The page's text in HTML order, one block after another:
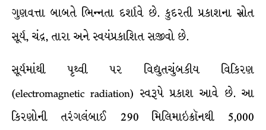
ગુણવત્તા બાબતે ભિન્નતા દર્શાવે છે. કુદરતી પ્રકાશના સ્રોત
સૂર્ય, ચંદ્ર, તારા અને સ્વયંપ્રકાશિત સજીવો છે.
સૂર્યમાંથી પૃથ્વી પર વિદ્યુતચુંબકીય વિકિરણ
(electromagnetic radiation) સ્વરૂપે પ્રકાશ આવે છે. આ
કિરણોની તરંગલંબાઈ 290 મિલિમાઇક્રૉનથી 5,000